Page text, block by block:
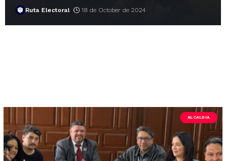
Ruta Electoral 18 de October de 2024
ALCALDIA